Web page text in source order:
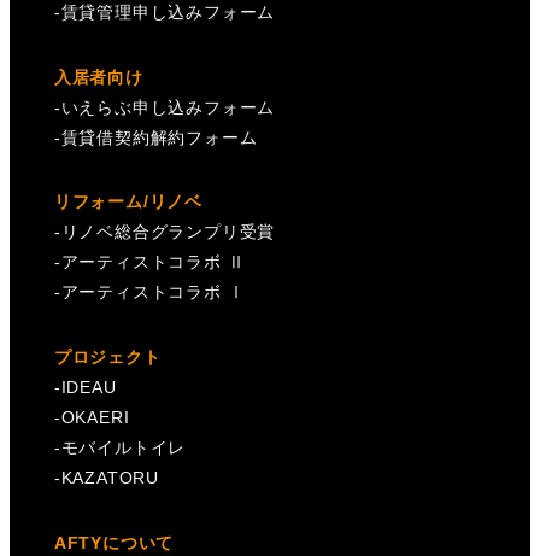
-賃貸管理申し込みフォーム
入居者向け
-いえらぶ申し込みフォーム
-賃貸借契約解約フォーム
リフォーム/リノベ
- リノベ総合グランプリ受賞
-アーティストコラボ Ⅱ
-アーティストコラボ Ⅰ
プロジェクト
-IDEAU
-OKAERI
-モバイルトイレ
-KAZATORU
AFTYについて